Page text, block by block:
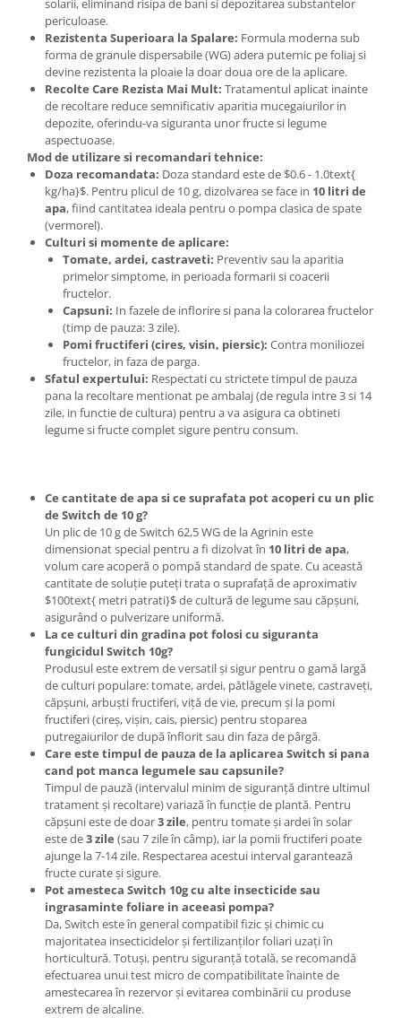
Plase plante
Pompa de apa curata/murdara
Pompa de stropit
Raticide
Spray si intretinere
Vinificatie
Lichidare STOC
Produse Bricolaj
Acumulatori si Incarcatoare
Baros / Ciocan / Topor
Cantare
Centuri/chingi
Chei fixe
Cleste
drujba
Demarouri drujba
Discuri debitare
Discuri motocoasa
Diverse
Feronerie si accesorii
Fierastraie manuale
Fire motocoasa
Flexuri si Polizoare
Gresor / Decalimetru
Hranitoare/ Adapatoare
Lama motofierastrau / drujba
Lant motofierastrau / drujba
Lubrifianti
Masca de sudura & accesori
Motocoasa
Motocoasa si consumabile /
accesorii
Patent
solarii, eliminand risipa de bani si depozitarea substantelor
periculoase.
Rezistenta Superioara la Spalare: Formula moderna sub
forma de granule dispersabile (WG) adera puternic pe foliaj si
devine rezistenta la ploaie la doar doua ore de la aplicare.
Recolte Care Rezista Mai Mult: Tratamentul aplicat inainte
de recoltare reduce semnificativ aparitia mucegaiurilor in
depozite, oferindu-va siguranta unor fructe si legume
aspectuoase.
Mod de utilizare si recomandari tehnice:
Doza recomandata: Doza standard este de $0.6 - 1.0text{
kg/ha}$. Pentru plicul de 10 g, dizolvarea se face in 10 litri de
apa, fiind cantitatea ideala pentru o pompa clasica de spate
(vermorel).
Culturi si momente de aplicare:
Tomate, ardei, castraveti: Preventiv sau la aparitia
primelor simptome, in perioada formarii si coacerii
fructelor.
Capsuni: In fazele de inflorire si pana la colorarea fructelor
(timp de pauza: 3 zile).
Pomi fructiferi (cires, visin, piersic): Contra moniliozei
fructelor, in faza de parga.
Sfatul expertului: Respectati cu strictete timpul de pauza
pana la recoltare mentionat pe ambalaj (de regula intre 3 si 14
zile, in functie de cultura) pentru a va asigura ca obtineti
legume si fructe complet sigure pentru consum.
Ce cantitate de apa si ce suprafata pot acoperi cu un plic
de Switch de 10 g?
Un plic de 10 g de Switch 62,5 WG de la Agrinin este
dimensionat special pentru a fi dizolvat în 10 litri de apa,
volum care acoperă o pompă standard de spate. Cu această
cantitate de soluție puteți trata o suprafață de aproximativ
$100text{ metri patrati}$ de cultură de legume sau căpșuni,
asigurând o pulverizare uniformă.
La ce culturi din gradina pot folosi cu siguranta
fungicidul Switch 10g?
Produsul este extrem de versatil și sigur pentru o gamă largă
de culturi populare: tomate, ardei, pătlăgele vinete, castraveți,
căpșuni, arbuști fructiferi, viță de vie, precum și la pomi
fructiferi (cireș, vișin, cais, piersic) pentru stoparea
putregaiurilor de după înflorit sau din faza de pârgă.
Care este timpul de pauza de la aplicarea Switch si pana
cand pot manca legumele sau capsunile?
Timpul de pauză (intervalul minim de siguranță dintre ultimul
tratament și recoltare) variază în funcție de plantă. Pentru
căpșuni este de doar3 zile, pentru tomate și ardei în solar
este de3 zile (sau 7 zile în câmp), iar la pomii fructiferi poate
ajunge la 7-14 zile. Respectarea acestui interval garantează
fructe curate și sigure.
Pot amesteca Switch 10g cu alte insecticide sau
ingrasaminte foliare in aceeasi pompa?
Da, Switch este în general compatibil fizic și chimic cu
majoritatea insecticidelor și fertilizanților foliari uzați în
horticultură. Totuși, pentru siguranță totală, se recomandă
efectuarea unui test micro de compatibilitate înainte de
amestecarea în rezervor și evitarea combinării cu produse
extrem de alcaline.